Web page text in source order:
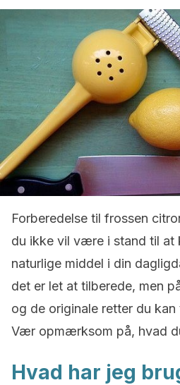
Forberedelse til frossen
du ikke vil være i stand til at
naturlige middel i din
det er let at tilberede, men
og de originale retter du kan
Vær opmærksom på, hvad
Hvad har jeg